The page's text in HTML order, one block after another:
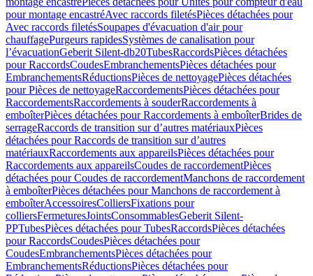
pour montage encastréAvec raccords filetésPièces détachées pour
Avec raccords filetésSoupapes d'évacuation d'air pour
chauffagePurgeurs rapidesSystèmes de canalisation pour
l’évacuationGeberit Silent-db20TubesRaccordsPièces détachées
pour RaccordsCoudesEmbranchementsPièces détachées pour
EmbranchementsRéductionsPièces de nettoyagePièces détachées
pour Pièces de nettoyageRaccordementsPièces détachées pour
RaccordementsRaccordements à souderRaccordements à
emboîterPièces détachées pour Raccordements à emboîterBrides de
serrageRaccords de transition sur d’autres matériauxPièces
détachées pour Raccords de transition sur d’autres
matériauxRaccordements aux appareilsPièces détachées pour
Raccordements aux appareilsCoudes de raccordementPièces
détachées pour Coudes de raccordementManchons de raccordement
à emboîterPièces détachées pour Manchons de raccordement à
emboîterAccessoiresColliersFixations pour
colliersFermeturesJointsConsommablesGeberit Silent-
PPTubesPièces détachées pour TubesRaccordsPièces détachées
pour RaccordsCoudesPièces détachées pour
CoudesEmbranchementsPièces détachées pour
EmbranchementsRéductionsPièces détachées pour